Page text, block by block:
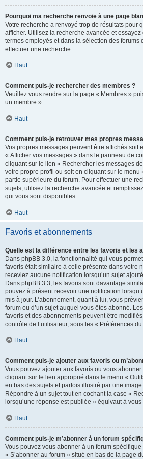
Pourquoi ma recherche renvoie à une page
Votre recherche a renvoyé trop de résultats pour
afficher. Utilisez la recherche avancée et essayez
termes employés et dans la sélection des forums
effectuer une recherche.
Haut
Comment puis-je rechercher des membres ?
Veuillez vous rendre sur la page « Membres »
un membre ».
Haut
Comment puis-je retrouver mes propres
Vos propres messages peuvent être affichés soit
« Afficher vos messages » dans le panneau de
cliquant sur le lien « Rechercher les messages
votre propre profil ou soit en cliquant sur le menu
partie supérieure du forum. Pour effectuer une
sujets, utilisez la recherche avancée et
qui vous sont disponibles.
Haut
Favoris et abonnements
Quelle est la différence entre les favoris et les
Dans phpBB 3.0, la fonctionnalité qui vous
favoris était similaire à celle présente dans votre
receviez aucune notification lorsqu’un sujet
Dans phpBB 3.3, les favoris sont davantage
pouvez à présent recevoir une notification
mis à jour. L’abonnement, quant à lui, vous
forum ou d’un sujet auquel vous êtes abonné.
favoris et des abonnements peuvent être
contrôle de l’utilisateur, sous les « Préférences
Haut
Comment puis-je ajouter aux favoris ou
Vous pouvez ajouter aux favoris ou vous
cliquant sur le lien approprié dans le menu «
en bas des sujets et parfois illustré par une image.
Répondre à un sujet tout en cochant la case «
lorsqu’une réponse est publiée » équivaut à
Haut
Comment puis-je m’abonner à un forum
Vous pouvez vous abonner à un forum
« S’abonner au forum » situé en bas de la page